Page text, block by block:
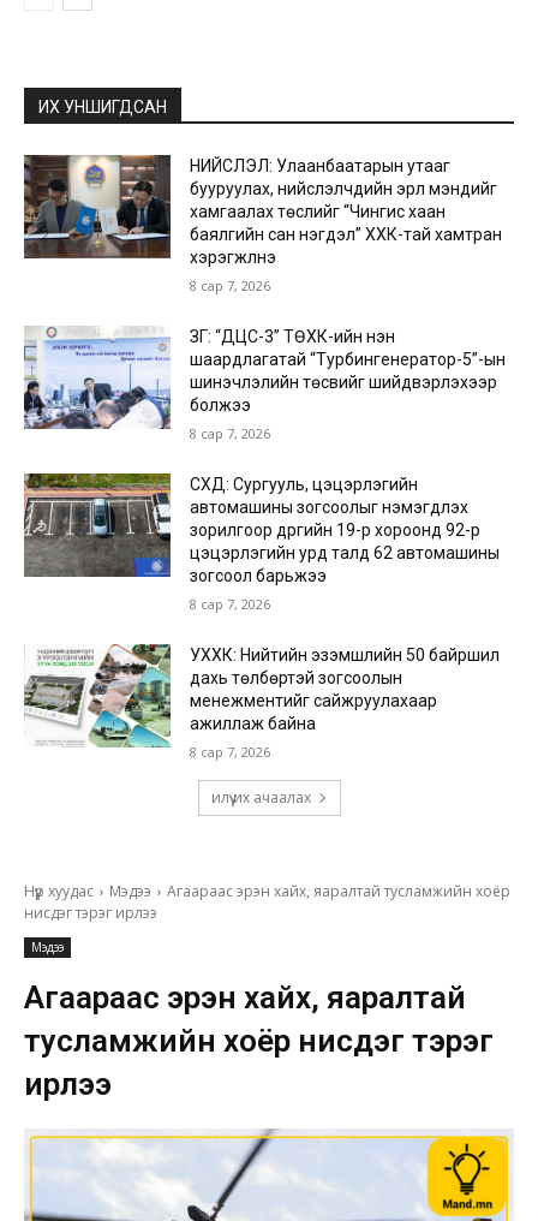
ИХ УНШИГДСАН
НИЙСЛЭЛ: Улаанбаатарын утааг
бууруулах, нийслэлчүүдийн эрүүл мэндийг
хамгаалах төслийг “Чингис хаан
баялгийн сан нэгдэл” ХХК-тай хамтран
хэрэгжүүлнэ
8 сар 7, 2026
ЗГ: “ДЦС-3” ТӨХК-ийн нэн
шаардлагатай “Турбингенератор-5”-ын
шинэчлэлийн төсвийг шийдвэрлэхээр
болжээ
8 сар 7, 2026
СХД: Сургууль, цэцэрлэгийн
автомашины зогсоолыг нэмэгдүүлэх
зорилгоор дүүргийн 19-р хороонд 92-р
цэцэрлэгийн урд талд 62 автомашины
зогсоол барьжээ
8 сар 7, 2026
УХХК: Нийтийн эзэмшлийн 50 байршил
дахь төлбөртэй зогсоолын
менежментийг сайжруулахаар
ажиллаж байна
8 сар 7, 2026
илүү их ачаалах